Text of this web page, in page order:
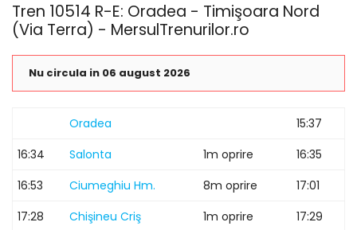
Tren 10514 R-E: Oradea - Timişoara Nord
(Via Terra) - MersulTrenurilor.ro
Nu circula in 06 august 2026
Oradea
15:37
16:34
Salonta 1m oprire
16:35
16:53
Ciumeghiu Hm. 8m oprire
17:01
17:28
Chişineu Criş 1m oprire
17:29